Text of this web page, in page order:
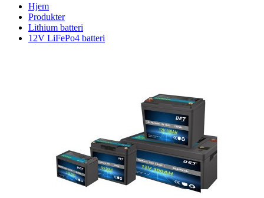
Hjem
Produkter
Lithium batteri
12V LiFePo4 batteri